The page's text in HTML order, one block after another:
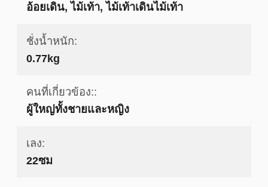
อ้อยเดิน, ไม้เท้า, ไม้เท้าเดินไม้เท้า
ชั่งน้ำหนัก:
0.77kg
คนที่เกี่ยวข้อง::
ผู้ใหญ่ทั้งชายและหญิง
เลง:
22ซม